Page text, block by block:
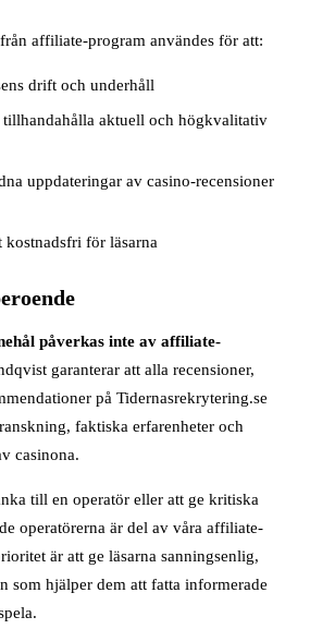
affiliate-program användes för att:
drift och underhåll
tillhandahålla aktuell och högkvalitativ
uppdateringar av casino-recensioner
för läsarna
påverkas inte av affiliate-
garanterar att alla recensioner,
på Tidernasrekrytering.se
faktiska erfarenheter och
casinona.
till en operatör eller att ge kritiska
operatörerna är del av våra affiliate-
är att ge läsarna sanningsenlig,
som hjälper dem att fatta informerade